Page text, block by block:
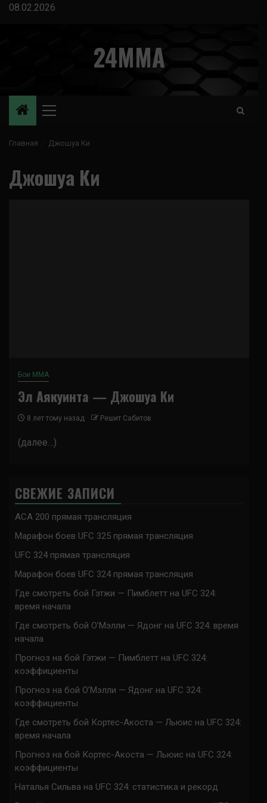
Перейти
08.02.2026
24MMA
Основное
Главная Джошуа Ки
Джошуа Ки
Бои ММА
Эл Аякуинта — Джошуа Ки
8 лет тому назад Решит Сабитов
(далее…)
СВЕЖИЕ ЗАПИСИ
ACA 200 прямая трансляция
Марафон боев UFC 325 прямая трансляция
UFC 324 прямая трансляция
Марафон боев UFC 324 прямая трансляция
Где смотреть бой Гэтжи — Пимблетт на UFC 324:
время начала
Где смотреть бой О’Мэлли — Ядонг на UFC 324: время
начала
Прогноз на бой Гэтжи — Пимблетт на UFC 324:
коэффициенты
Прогноз на бой О’Мэлли — Ядонг на UFC 324:
коэффициенты
Где смотреть бой Кортес-Акоста — Льюис на UFC 324:
время начала
Прогноз на бой Кортес-Акоста — Льюис на UFC 324:
коэффициенты
Наталья Сильва на UFC 324: статистика и рекорд